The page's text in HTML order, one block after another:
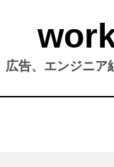
広告、エンジニア